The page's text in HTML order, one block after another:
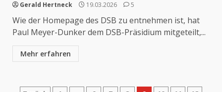
Gerald Hertneck 19.03.2026 5
Wie der Homepage des DSB zu entnehmen ist, hat
Paul Meyer-Dunker dem DSB-Präsidium mitgeteilt,...
Mehr erfahren